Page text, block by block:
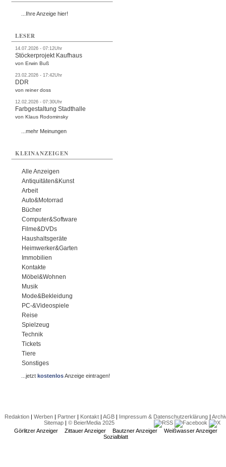
...Ihre Anzeige hier!
LESER
14.07.2026 - 07:12Uhr
Stöckerprojekt Kaufhaus
von Erwin Buß
23.02.2026 - 17:42Uhr
DDR
von reiner doss
12.02.2026 - 07:30Uhr
Farbgestaltung Stadthalle
von Klaus Rodominsky
...mehr Meinungen
KLEINANZEIGEN
Alle Anzeigen
Antiquitäten&Kunst
Arbeit
Auto&Motorrad
Bücher
Computer&Software
Filme&DVDs
Haushaltsgeräte
Heimwerker&Garten
Immobilien
Kontakte
Möbel&Wohnen
Musik
Mode&Bekleidung
PC-&Videospiele
Reise
Spielzeug
Technik
Tickets
Tiere
Sonstiges
...jetztkostenlosAnzeige eintragen!
Redaktion| Werben| Partner| Kontakt| AGB| Impressum & Datenschutzerklärung|
Sitemap| © BeierMedia 2025
Görlitzer Anzeiger
Zittauer Anzeiger Bautzner Anzeiger
Weißwasser Anzeiger
Sozialblatt